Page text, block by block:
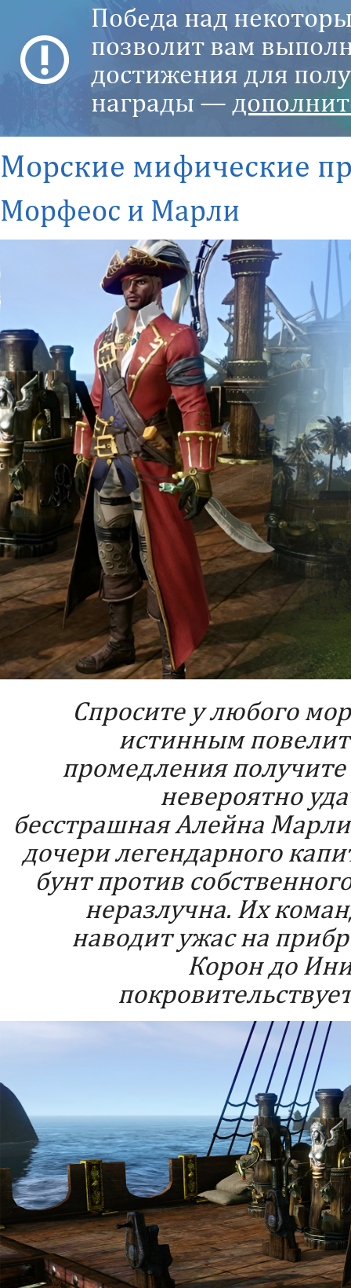
Победа над
позволит вам
достижения для
награды —
Морские мифические
Морфеос и Марли
Спросите у любого
истинным
промедления получите
невероятно
бесстрашная Алейна
дочери легендарного
бунт против
неразлучна. Их
наводит ужас на
Корон до